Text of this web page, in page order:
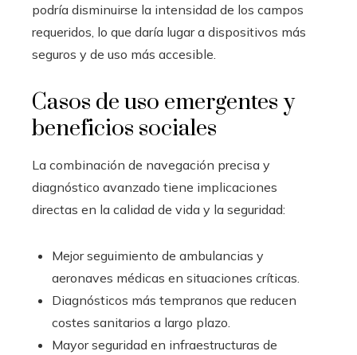
podría disminuirse la intensidad de los campos
requeridos, lo que daría lugar a dispositivos más
seguros y de uso más accesible.
Casos de uso emergentes y
beneficios sociales
La combinación de navegación precisa y
diagnóstico avanzado tiene implicaciones
directas en la calidad de vida y la seguridad:
Mejor seguimiento de ambulancias y
aeronaves médicas en situaciones críticas.
Diagnósticos más tempranos que reducen
costes sanitarios a largo plazo.
Mayor seguridad en infraestructuras de